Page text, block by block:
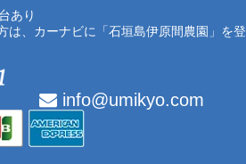
あり
は、カーナビに「石垣島伊原間農園」を登
info@umikyo.com